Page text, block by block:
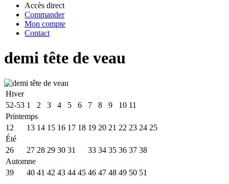
Accès direct
Commander
Mon compte
Contact
demi tête de veau
Hiver
52-53 1 2 3 4 5 6 7 8 9 10 11
Printemps
12
13 14 15 16 17 18 19 20 21 22 23 24 25
Été
26
27 28 29 30 31 33 34 35 36 37 38
Automne
39
40 41 42 43 44 45 46 47 48 49 50 51